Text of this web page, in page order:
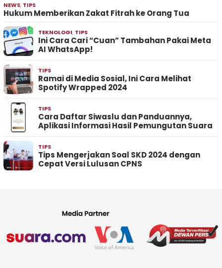
NEWS, TIPS
Hukum Memberikan Zakat Fitrah ke Orang Tua
TEKNOLOGI, TIPS
Ini Cara Cari “Cuan” Tambahan Pakai Meta
AI WhatsApp!
TIPS
Ramai di Media Sosial, Ini Cara Melihat
Spotify Wrapped 2024
TIPS
Cara Daftar Siwaslu dan Panduannya,
Aplikasi Informasi Hasil Pemungutan Suara
TIPS
Tips Mengerjakan Soal SKD 2024 dengan
Cepat Versi Lulusan CPNS